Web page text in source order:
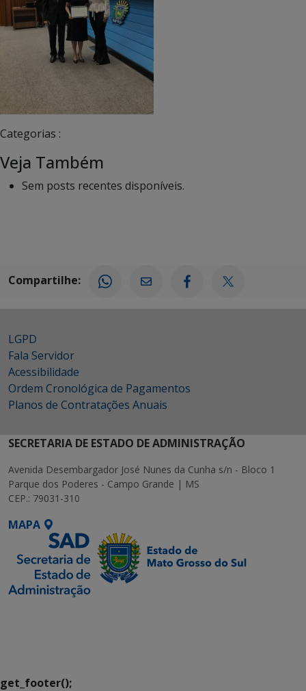
Categorias :
Veja Também
Sem posts recentes disponíveis.
Compartilhe:
LGPD
Fala Servidor
Acessibilidade
Ordem Cronológica de Pagamentos
Planos de Contratações Anuais
SECRETARIA DE ESTADO DE ADMINISTRAÇÃO
Avenida Desembargador José Nunes da Cunha s/n - Bloco 1
Parque dos Poderes - Campo Grande | MS
CEP.: 79031-310
MAPA
get_footer();